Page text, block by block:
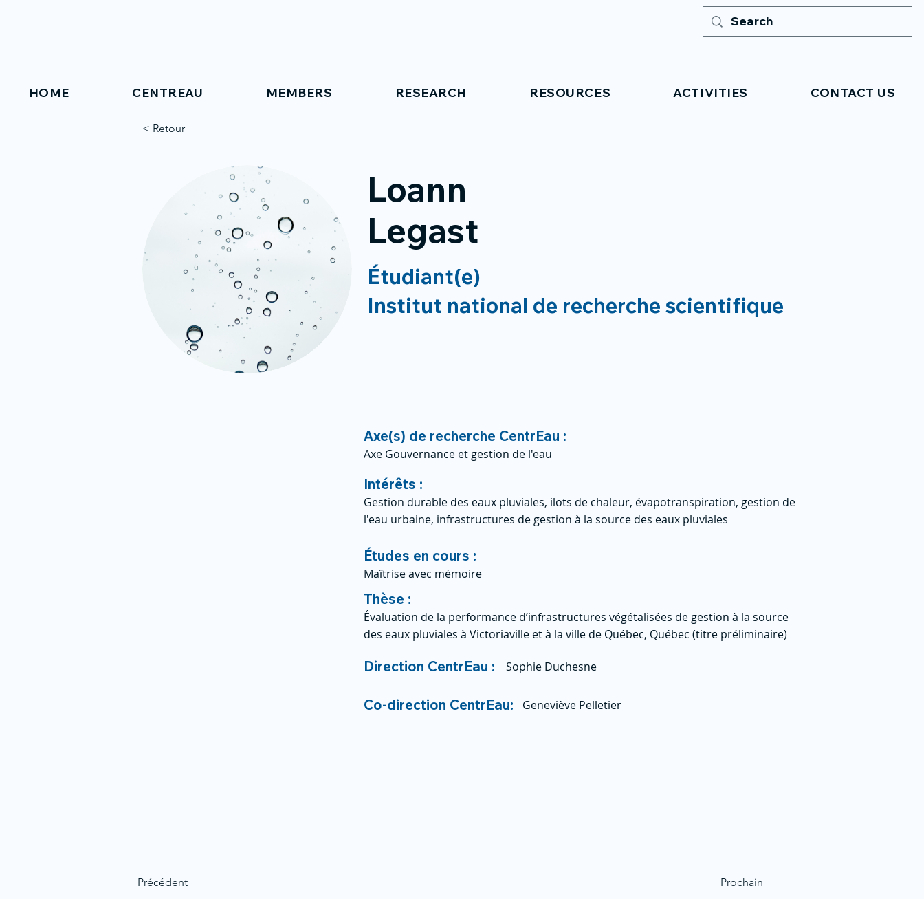
HOME CENTREAU MEMBERS RESEARCH RESOURCES ACTIVITIES CONTACT US
< Retour
Loann
Legast
Étudiant(e)
Institut national de recherche scientifique
Axe(s) de recherche CentrEau :
Axe Gouvernance et gestion de l'eau
Intérêts :
Gestion durable des eaux pluviales, ilots de chaleur, évapotranspiration, gestion de
l'eau urbaine, infrastructures de gestion à la source des eaux pluviales
Études en cours :
Maîtrise avec mémoire
Thèse :
Évaluation de la performance d’infrastructures végétalisées de gestion à la source
des eaux pluviales à Victoriaville et à la ville de Québec, Québec (titre préliminaire)
Précédent
Direction CentrEau : Sophie Duchesne
Co-direction CentrEau: Geneviève Pelletier
Prochain